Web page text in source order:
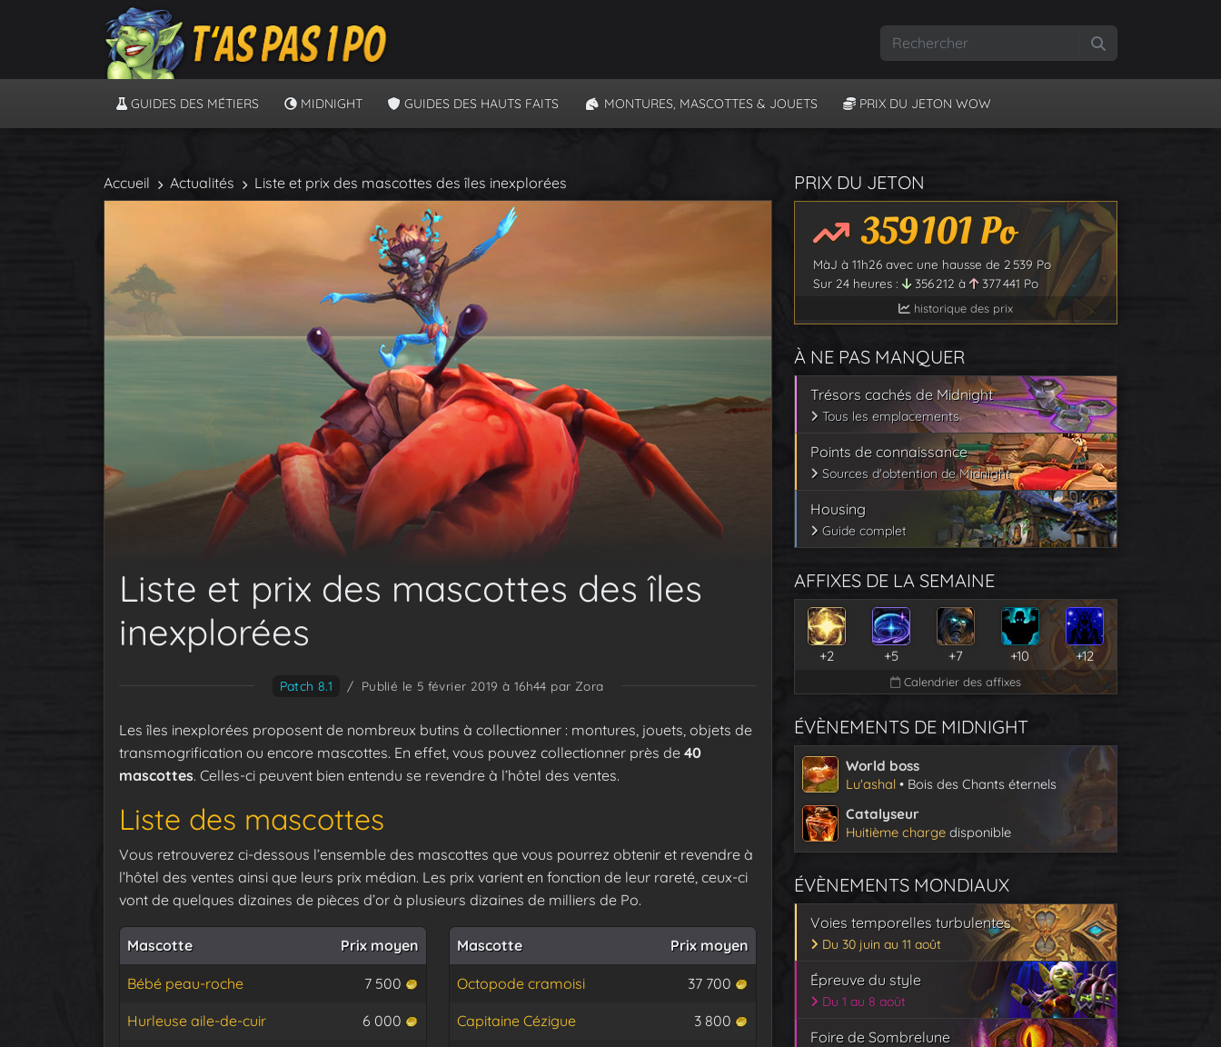
GUIDES DES MÉTIERS MIDNIGHT GUIDES DES HAUTS FAITS MONTURES, MASCOTTES & JOUETS PRIX DU JETON WOW
Accueil Actualités Liste et prix des mascottes des îles inexplorées
Liste et prix des mascottes des îles
inexplorées
Patch 8.1 / Publié le 5 février 2019 à 16h44 par Zora
Les îles inexplorées proposent de nombreux butins à collectionner : montures, jouets, objets de
transmogrification ou encore mascottes. En effet, vous pouvez collectionner près de 40
mascottes. Celles-ci peuvent bien entendu se revendre à l’hôtel des ventes.
Liste des mascottes
Vous retrouverez ci-dessous l’ensemble des mascottes que vous pourrez obtenir et revendre à
l’hôtel des ventes ainsi que leurs prix médian. Les prix varient en fonction de leur rareté, ceux-ci
vont de quelques dizaines de pièces d’or à plusieurs dizaines de milliers de Po.
Mascotte Prix moyen
Bébé peau-roche 7 500
Hurleuse aile-de-cuir 6 000
Mascotte Prix moyen
Octopode cramoisi 37 700
Capitaine Cézigue 3 800
PRIX DU JETON
359 101Po
MàJ à 11h26 avec une hausse de 2 539 Po
Sur 24 heures :
356 212 à 377 441 Po
historique des prix
À NE PAS MANQUER
Trésors cachés de Midnight
Tous les emplacements
Points de connaissance
Sources d'obtention de Midnight
Housing
Guide complet
AFFIXES DE LA SEMAINE
+2 +5 +7 +10 +12
Calendrier des affixes
ÉVÈNEMENTS DE MIDNIGHT
World boss
Lu'ashal • Bois des Chants éternels
Catalyseur
Huitième charge disponible
ÉVÈNEMENTS MONDIAUX
Voies temporelles turbulentes
Du 30 juin au 11 août
Épreuve du style
Du 1 au 8 août
Foire de Sombrelune